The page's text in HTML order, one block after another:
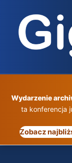
treści
Wydarzenie
ta konferencja
Zobacz